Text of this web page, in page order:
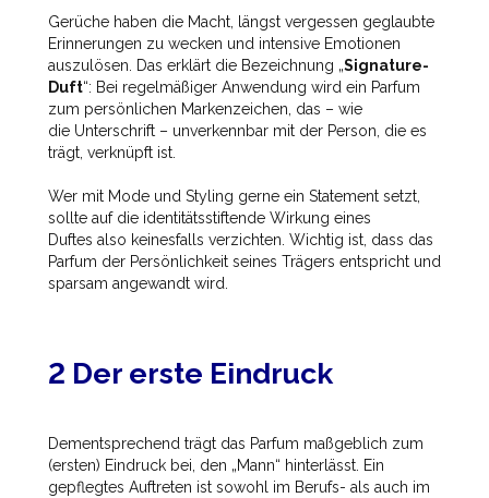
Gerüche haben die Macht, längst vergessen geglaubte
Erinnerungen zu wecken und intensive Emotionen
auszulösen. Das erklärt die Bezeichnung „Signature-
Duft“: Bei regelmäßiger Anwendung wird ein Parfum
zum persönlichen Markenzeichen, das – wie
die Unterschrift – unverkennbar mit der Person, die es
trägt, verknüpft ist.
Wer mit Mode und Styling gerne ein Statement setzt,
sollte auf die identitätsstiftende Wirkung eines
Duftes also keinesfalls verzichten. Wichtig ist, dass das
Parfum der Persönlichkeit seines Trägers entspricht und
sparsam angewandt wird.
2 Der erste Eindruck
Dementsprechend trägt das Parfum maßgeblich zum
(ersten) Eindruck bei, den „Mann“ hinterlässt. Ein
gepflegtes Auftreten ist sowohl im Berufs- als auch im